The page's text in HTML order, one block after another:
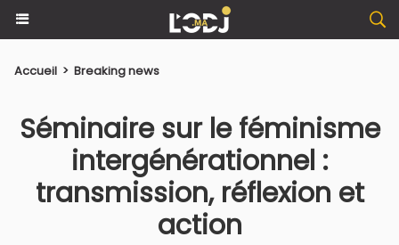
Accueil > Breaking news
Séminaire sur le féminisme
intergénérationnel :
transmission, réflexion et
action